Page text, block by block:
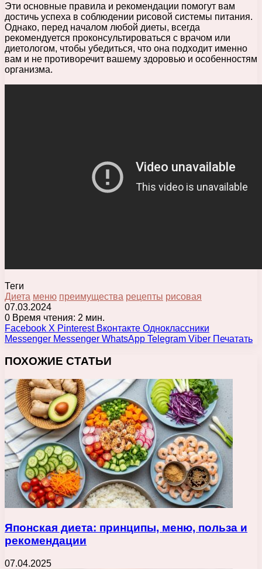
Эти основные правила и рекомендации помогут вам
достичь успеха в соблюдении рисовой системы питания.
Однако, перед началом любой диеты, всегда
рекомендуется проконсультироваться с врачом или
диетологом, чтобы убедиться, что она подходит именно
вам и не противоречит вашему здоровью и особенностям
организма.
Теги
Диета меню преимущества рецепты рисовая
07.03.2024
0 Время чтения: 2 мин.
Facebook X Pinterest Вконтакте Одноклассники
Messenger Messenger WhatsApp Telegram Viber Печатать
ПОХОЖИЕ СТАТЬИ
Японская диета: принципы, меню, польза и
рекомендации
07.04.2025